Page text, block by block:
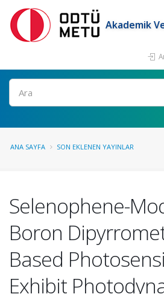
Akademik
Ara
ANA SAYFA SON EKLENEN YAYINLAR
Selenophene-
Boron
Based
Exhibit